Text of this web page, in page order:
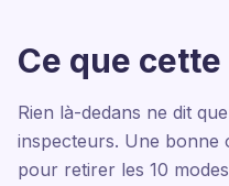
Ce que
Rien là-dedans ne dit
inspecteurs. Une bonne
pour retirer les 10